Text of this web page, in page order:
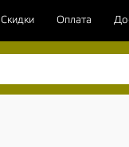
Скидки Оплата